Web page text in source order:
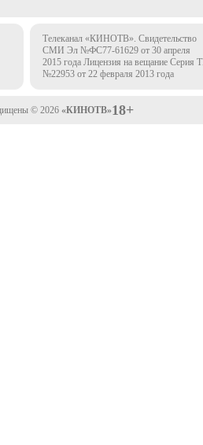
Телеканал «КИНОТВ». Свидетельство
СМИ Эл №ФС77-61629 от 30 апреля
2015 года Лицензия на вещание Серия
№22953 от 22 февраля 2013 года
© 2026 «КИНОТВ»18+